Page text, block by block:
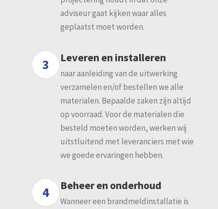
adviseur gaat kijken waar alles
geplaatst moet worden.
3 Leveren en installeren
naar aanleiding van de uitwerking
verzamelen en/of bestellen we alle
materialen. Bepaalde zaken zijn altijd
op voorraad. Voor de materialen die
besteld moeten worden, werken wij
uitstluitend met leveranciers met wie
we goede ervaringen hebben.
4 Beheer en onderhoud
Wanneer een brandmeldinstallatie is